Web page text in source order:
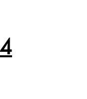
Rhône-Alpes